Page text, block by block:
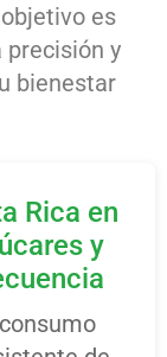
es
precisión y
bienestar
Rica en
y